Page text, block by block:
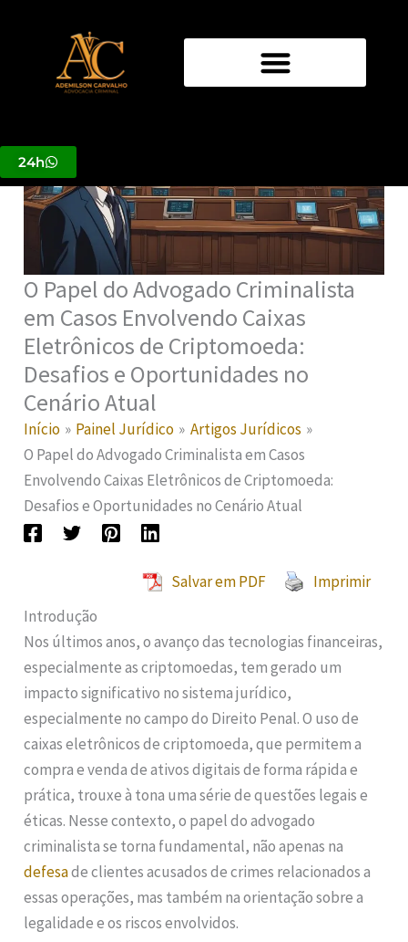
conteúdo
24h
O Papel do Advogado Criminalista
em Casos Envolvendo Caixas
Eletrônicos de Criptomoeda:
Desafios e Oportunidades no
Cenário Atual
Início Painel Jurídico
Artigos Jurídicos
O Papel do Advogado Criminalista em Casos
Envolvendo Caixas Eletrônicos de Criptomoeda:
Desafios e Oportunidades no Cenário Atual
Salvar em PDF
Imprimir
Introdução
Nos últimos anos, o avanço das tecnologias financeiras,
especialmente as criptomoedas, tem gerado um
impacto significativo no sistema jurídico,
especialmente no campo do Direito Penal. O uso de
caixas eletrônicos de criptomoeda, que permitem a
compra e venda de ativos digitais de forma rápida e
prática, trouxe à tona uma série de questões legais e
éticas. Nesse contexto, o papel do advogado
criminalista se torna fundamental, não apenas na
defesade clientes acusados de crimes relacionados a
essas operações, mas também na orientação sobre a
legalidade e os riscos envolvidos.